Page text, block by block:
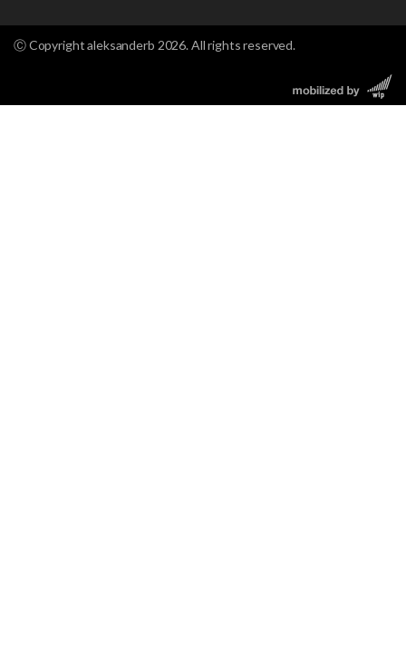
Ⓒ Copyright aleksanderb 2026. All rights reserved.